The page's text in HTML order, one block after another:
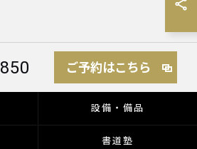
ご予約はこちら
設備・備品
書道塾